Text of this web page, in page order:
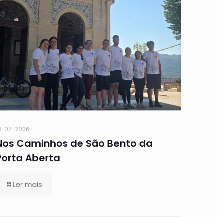
07-2026
Caminhos de São Bento da
Aberta
Ler mais